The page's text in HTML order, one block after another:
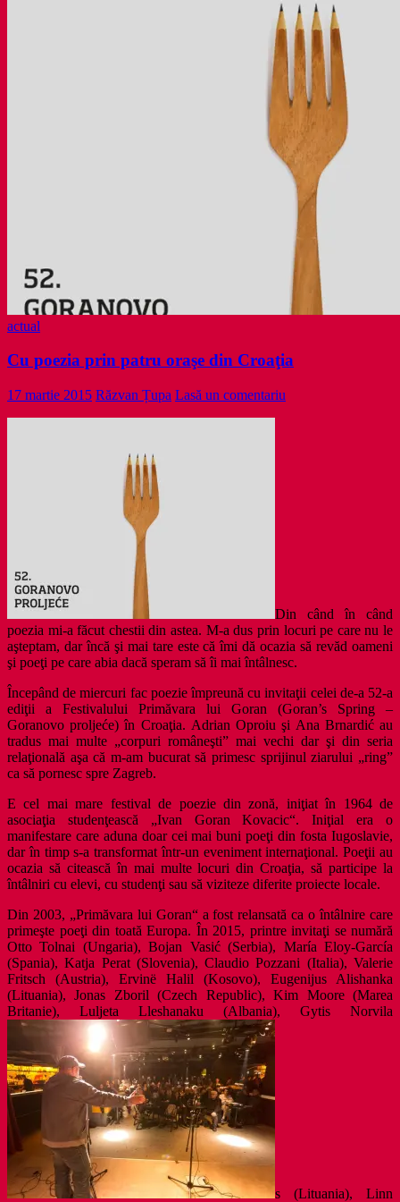
actual
Cu poezia prin patru oraşe din Croaţia
17 martie 2015 Răzvan Țupa Lasă un comentariu
Din când în când
poezia mi-a făcut chestii din astea. M-a dus prin locuri pe care nu le
aşteptam, dar încă şi mai tare este că îmi dă ocazia să revăd oameni
şi poeţi pe care abia dacă speram să îi mai întâlnesc.
Începând de miercuri fac poezie împreună cu invitaţii celei de-a 52-a
ediţii a Festivalului Primăvara lui Goran (Goran’s Spring –
Goranovo proljeće) în Croaţia. Adrian Oproiu şi Ana Brnardić au
tradus mai multe „corpuri româneşti” mai vechi dar şi din seria
relaţională aşa că m-am bucurat să primesc sprijinul ziarului „ring”
ca să pornesc spre Zagreb.
E cel mai mare festival de poezie din zonă, iniţiat în 1964 de
asociaţia studenţească „Ivan Goran Kovacic“. Iniţial era o
manifestare care aduna doar cei mai buni poeţi din fosta Iugoslavie,
dar în timp s-a transformat într-un eveniment internaţional. Poeţii au
ocazia să citească în mai multe locuri din Croaţia, să participe la
întâlniri cu elevi, cu studenţi sau să viziteze diferite proiecte locale.
Din 2003, „Primăvara lui Goran“ a fost relansată ca o întâlnire care
primeşte poeţi din toată Europa. În 2015, printre invitaţi se numără
Otto Tolnai (Ungaria), Bojan Vasić (Serbia), María Eloy-García
(Spania), Katja Perat (Slovenia), Claudio Pozzani (Italia), Valerie
Fritsch (Austria), Ervinë Halil (Kosovo), Eugenijus Alishanka
(Lituania), Jonas Zboril (Czech Republic), Kim Moore (Marea
Britanie), Luljeta Lleshanaku (Albania), Gytis Norvila
s (Lituania), Linn